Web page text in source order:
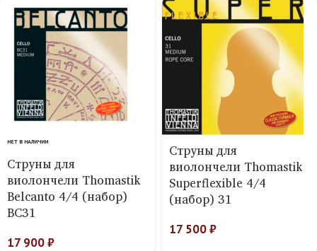
НЕТ В НАЛИЧИИ
Струны для
виолончели Thomastik
Belcanto 4/4 (набор)
BC31
17 900₽
Струны для
виолончели Thomastik
Superflexible 4/4
(набор) 31
17 500₽